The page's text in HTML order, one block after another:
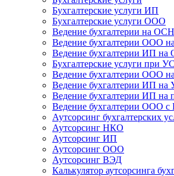
Бухгалтерские услуги ИП
Бухгалтерские услуги ООО
Ведение бухгалтерии на
Ведение бухгалтерии ООО
Ведение бухгалтерии ИП
Бухгалтерские услуги при
Ведение бухгалтерии ООО
Ведение бухгалтерии ИП
Ведение бухгалтерии ИП на
Ведение бухгалтерии ООО
Аутсорсинг бухгалтерских
Аутсорсинг НКО
Аутсорсинг ИП
Аутсорсинг ООО
Аутсорсинг ВЭД
Калькулятор аутсорсинга